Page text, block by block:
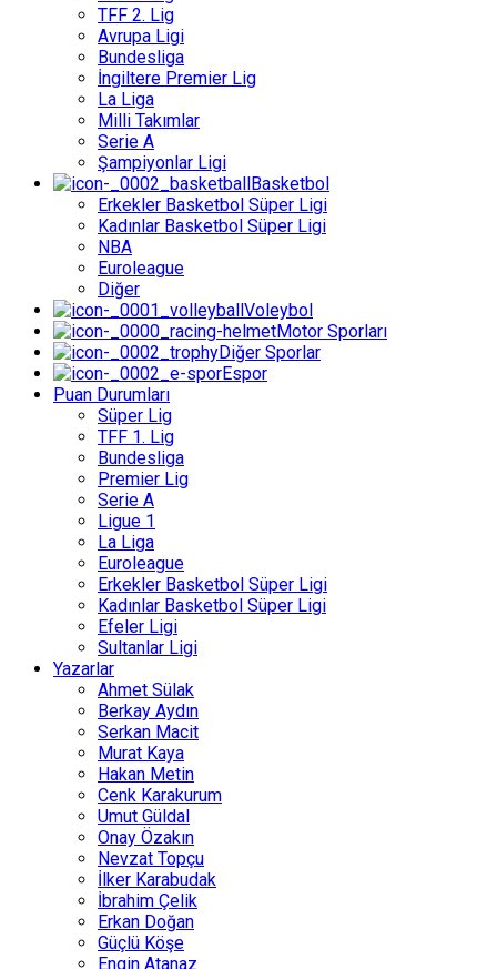
TFF 2. Lig
Avrupa Ligi
Bundesliga
İngiltere Premier Lig
La Liga
Milli Takımlar
Serie A
Şampiyonlar Ligi
Basketbol
Erkekler Basketbol Süper Ligi
Kadınlar Basketbol Süper Ligi
NBA
Euroleague
Diğer
Voleybol
Motor Sporları
Diğer Sporlar
Espor
Puan Durumları
Süper Lig
TFF 1. Lig
Bundesliga
Premier Lig
Serie A
Ligue 1
La Liga
Euroleague
Erkekler Basketbol Süper Ligi
Kadınlar Basketbol Süper Ligi
Efeler Ligi
Sultanlar Ligi
Yazarlar
Ahmet Sülak
Berkay Aydın
Serkan Macit
Murat Kaya
Hakan Metin
Cenk Karakurum
Umut Güldal
Onay Özakın
Nevzat Topçu
İlker Karabudak
İbrahim Çelik
Erkan Doğan
Güçlü Köşe
Engin Atanaz